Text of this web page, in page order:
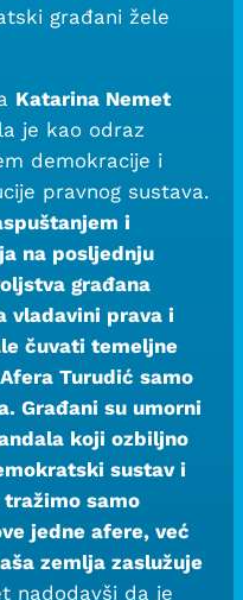
građani žele
Katarina Nemet
je kao odraz
demokracije i
pravnog sustava.
i
na posljednju
građana
vladavini prava i
čuvati temeljne
Turudić samo
Građani su umorni
koji ozbiljno
sustav i
tražimo samo
jedne afere, već
zemlja zaslužuje
nadodavši da je